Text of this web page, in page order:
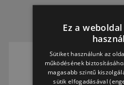
Ez a
használ
Sütiket használunk az
működésének
magasabb szintű
sütik elfogadásával